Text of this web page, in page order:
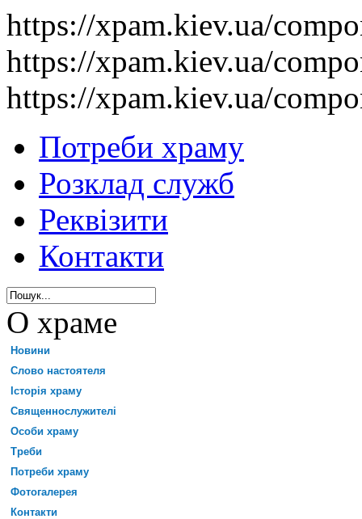
https://xpam.kiev.ua/
https://xpam.kiev.ua/
https://xpam.kiev.ua/
Потреби храму
Розклад служб
Реквізити
Контакти
О храме
Новини
Слово настоятеля
Історія храму
Священнослужителі
Особи храму
Треби
Потреби храму
Фотогалерея
Контакти